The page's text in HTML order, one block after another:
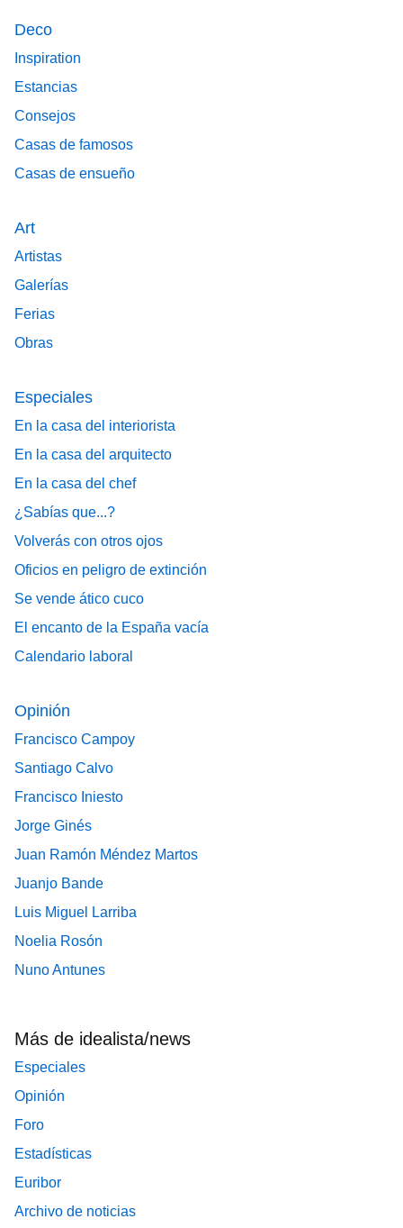
Deco
Inspiration
Estancias
Consejos
Casas de famosos
Casas de ensueño
Art
Artistas
Galerías
Ferias
Obras
Especiales
En la casa del interiorista
En la casa del arquitecto
En la casa del chef
¿Sabías que...?
Volverás con otros ojos
Oficios en peligro de extinción
Se vende ático cuco
El encanto de la España vacía
Calendario laboral
Opinión
Francisco Campoy
Santiago Calvo
Francisco Iniesto
Jorge Ginés
Juan Ramón Méndez Martos
Juanjo Bande
Luis Miguel Larriba
Noelia Rosón
Nuno Antunes
Más de idealista/news
Especiales
Opinión
Foro
Estadísticas
Euribor
Archivo de noticias